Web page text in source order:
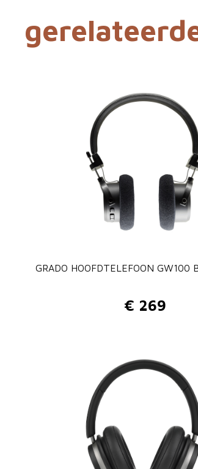
GRADO HOOFDTELEFOON GW100
€ 269